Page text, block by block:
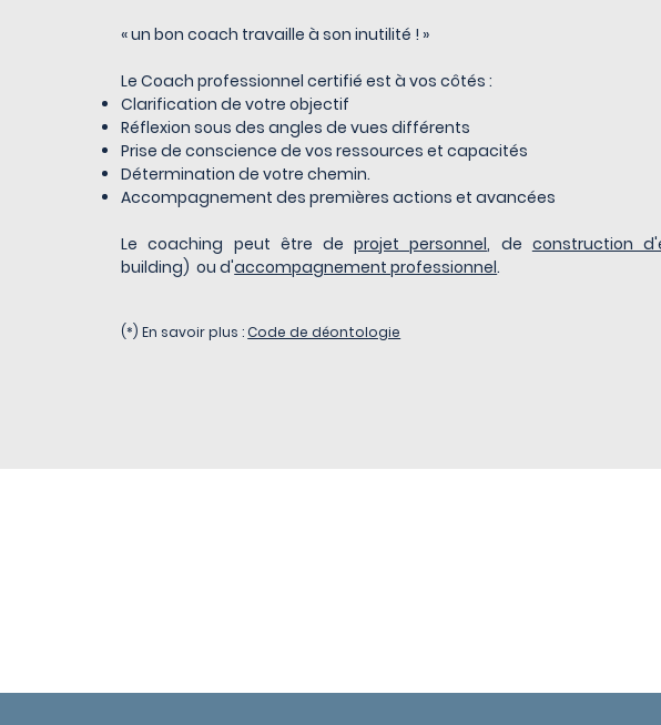
« un bon coach travaille à son inutilité ! »
Le Coach professionnel certifié est à vos côtés :
Clarification de votre objectif
Réflexion sous des angles de vues différents
Prise de conscience de vos ressources et capacités
Détermination de votre chemin.
Accompagnement des premières actions et avancées
Le coaching peut être deprojet personnel, de construction
building) ou d'accompagnement professionnel.
(*) En savoir plus :Code de déontologie